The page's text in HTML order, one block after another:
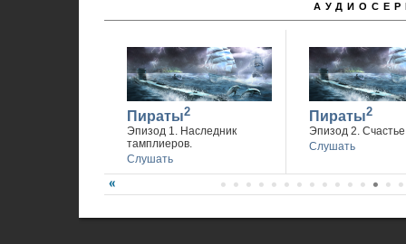
Пираты2
Эпизод 1. Наследник
тамплиеров.
Слушать
Пираты2
Эпизод 2. Счастье
Слушать